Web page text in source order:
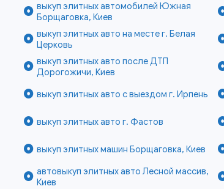
выкуп элитных автомобилей Южная
Борщаговка, Киев
выкуп элитных авто на месте г. Белая
Церковь
выкуп элитных авто после ДТП
Дорогожичи, Киев
выкуп элитных авто с выездом г. Ирпень
выкуп элитных авто г. Фастов
выкуп элитных машин Борщаговка, Киев
автовыкуп элитных авто Лесной массив,
Киев